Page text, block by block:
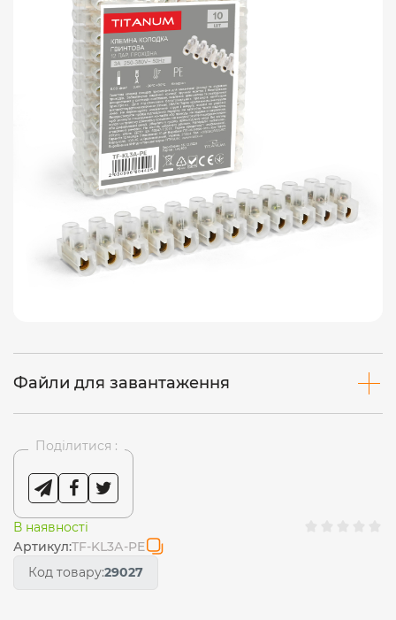
Файли для завантаження
Поділитися :
В наявності
Артикул:TF-KL3А-PE
Код товару:29027